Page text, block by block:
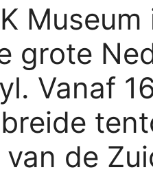
grote
Vanaf
de